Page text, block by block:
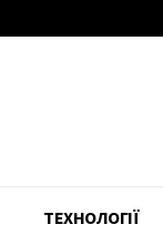
ТЕХНОЛОГІЇ